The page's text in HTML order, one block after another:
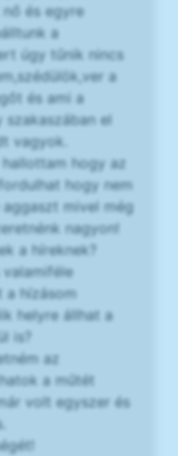
és egyre
a
úgy tűnik nincs
a
és ami a
szakaszában el
vagyok.
hogy az
hogy nem
mivel még
nagyon!
a híreknek?
a hízásom
helyre állhat a
is?
az
a műtét
volt egyszer és